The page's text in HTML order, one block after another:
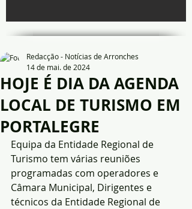
HOJE É DIA DA AGENDA
LOCAL DE TURISMO EM
PORTALEGRE
Redacção - Notícias de Arronches
14 de mai. de 2024
Equipa da Entidade Regional de
Turismo tem várias reuniões
programadas com operadores e
Câmara Municipal, Dirigentes e
técnicos da Entidade Regional de